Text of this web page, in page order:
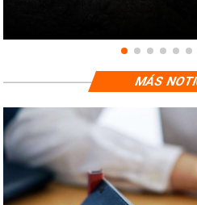
MÁS